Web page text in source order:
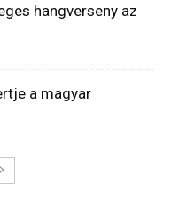
hangverseny az
a magyar